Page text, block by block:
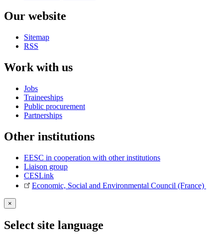
Our website
Sitemap
RSS
Work with us
Jobs
Traineeships
Public procurement
Partnerships
Other institutions
EESC in cooperation with other institutions
Liaison group
CESLink
Economic, Social and Environmental Council (France)
×
Select site language